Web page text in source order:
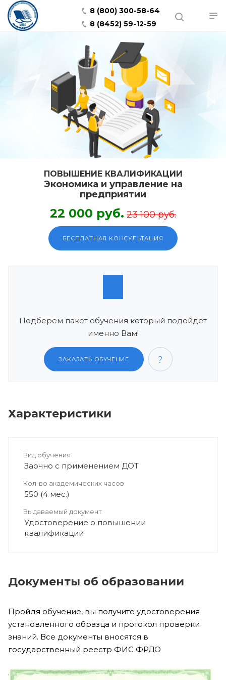
8 (800) 300-58-64
8 (8452) 59-12-59
ПОВЫШЕНИЕ КВАЛИФИКАЦИИ
Экономика и управление на
предприятии
22 000 руб. 23 100 руб.
БЕСПЛАТНАЯ КОНСУЛЬТАЦИЯ
Подберем пакет обучения который подойдёт
именно Вам!
ЗАКАЗАТЬ ОБУЧЕНИЕ
Характеристики
Вид обучения
Заочно с применением ДОТ
Кол-во академических часов
550 (4 мес.)
Выдаваемый документ
Удостоверение о повышении
квалификации
Документы об образовании
Пройдя обучение, вы получите удостоверения
установленного образца и протокол проверки
знаний. Все документы вносятся в
государственный реестр ФИС ФРДО